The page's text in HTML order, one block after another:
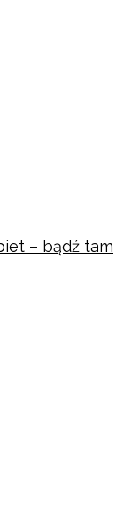
– bądź tam